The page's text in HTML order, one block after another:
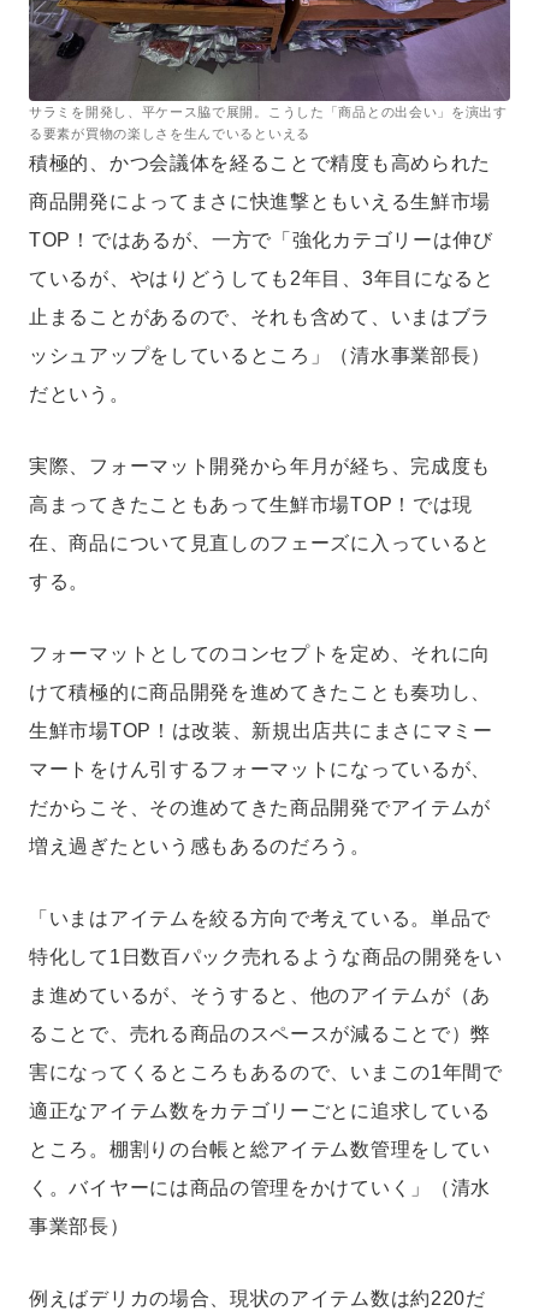
サラミを開発し、平ケース脇で展開。こうした「商品との出会い」を演出す
る要素が買物の楽しさを生んでいるといえる
積極的、かつ会議体を経ることで精度も高められた
商品開発によってまさに快進撃ともいえる生鮮市場
TOP！ではあるが、一方で「強化カテゴリーは伸び
ているが、やはりどうしても2年目、3年目になると
止まることがあるので、それも含めて、いまはブラ
ッシュアップをしているところ」（清水事業部長）
だという。
実際、フォーマット開発から年月が経ち、完成度も
高まってきたこともあって生鮮市場TOP！では現
在、商品について見直しのフェーズに入っていると
する。
フォーマットとしてのコンセプトを定め、それに向
けて積極的に商品開発を進めてきたことも奏功し、
生鮮市場TOP！は改装、新規出店共にまさにマミー
マートをけん引するフォーマットになっているが、
だからこそ、その進めてきた商品開発でアイテムが
増え過ぎたという感もあるのだろう。
「いまはアイテムを絞る方向で考えている。単品で
特化して1日数百パック売れるような商品の開発をい
ま進めているが、そうすると、他のアイテムが（あ
ることで、売れる商品のスペースが減ることで）弊
害になってくるところもあるので、いまこの1年間で
適正なアイテム数をカテゴリーごとに追求している
ところ。棚割りの台帳と総アイテム数管理をしてい
く。バイヤーには商品の管理をかけていく」（清水
事業部長）
例えばデリカの場合、現状のアイテム数は約220だ